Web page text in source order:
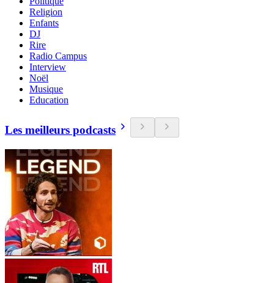
Religion
Enfants
DJ
Rire
Radio Campus
Interview
Noël
Musique
Education
Les meilleurs podcasts